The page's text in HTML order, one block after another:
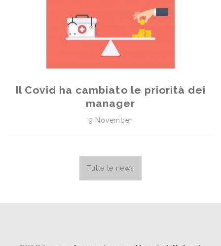
Il Covid ha cambiato le priorità dei
manager
9 November
Tutte le news